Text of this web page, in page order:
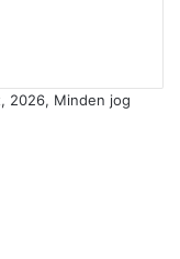
2026, Minden jog